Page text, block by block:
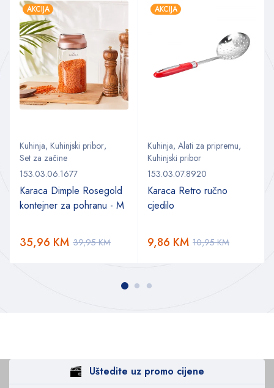
AKCIJA
Kuhinja, Kuhinjski pribor,
Set za začine
153.03.06.1677
Karaca Dimple Rosegold
kontejner za pohranu - M
39,95KM
35,96 KM
AKCIJA
Kuhinja, Alati za pripremu,
Kuhinjski pribor
153.03.07.8920
Karaca Retro ručno
cjedilo
10,95KM
9,86 KM
Uštedite uz promo cijene